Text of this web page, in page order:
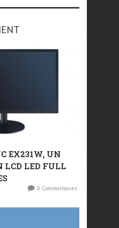
EX231W, UN
LCD LED FULL
0 Commentaires